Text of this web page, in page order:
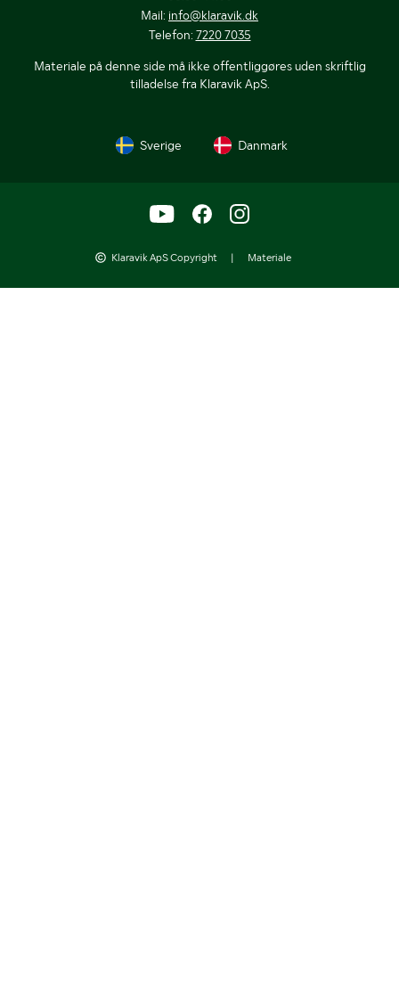
Mail: info@klaravik.dk
Telefon: 7220 7035
Materiale på denne side må ikke offentliggøres uden skriftlig
tilladelse fra Klaravik ApS.
Sverige Danmark
Klaravik ApS Copyright | Materiale